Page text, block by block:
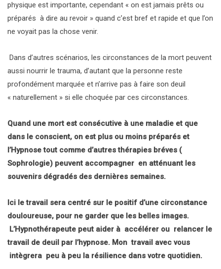
physique est importante, cependant « on est jamais prêts ou
préparés à dire au revoir » quand c’est bref et rapide et que l’on
ne voyait pas la chose venir.
Dans d’autres scénarios, les circonstances de la mort peuvent
aussi nourrir le trauma, d’autant que la personne reste
profondément marquée et n’arrive pas à faire son deuil
« naturellement » si elle choquée par ces circonstances.
Quand une mort est consécutive à une maladie et que
dans le conscient, on est plus ou moins préparés et
l’Hypnose tout comme d’autres thérapies bréves (
Sophrologie) peuvent accompagner en atténuant les
souvenirs dégradés des dernières semaines.
Ici le travail sera centré sur le positif d’une circonstance
douloureuse, pour ne garder que les belles images.
L’Hypnothérapeute peut aider à accélérer ou relancer le
travail de deuil par l’hypnose. Mon travail avec vous
intègrera peu à peu la résilience dans votre quotidien.